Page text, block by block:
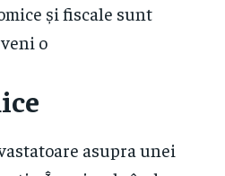
și fiscale sunt
o
asupra unei